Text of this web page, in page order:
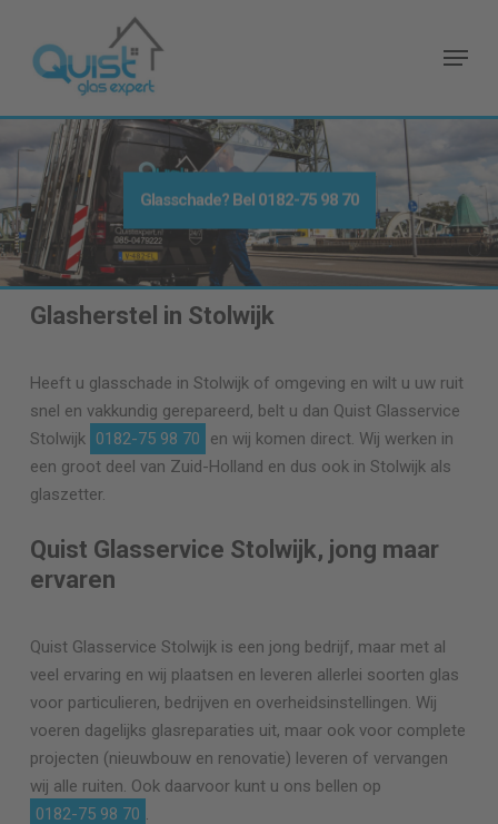
main
Menu
Glasschade? Bel 0182-75 98 70
Glasherstel in Stolwijk
Heeft u glasschade in Stolwijk of omgeving en wilt u uw ruit
snel en vakkundig gerepareerd, belt u dan Quist Glasservice
Stolwijk 0182-75 98 70
en wij komen direct. Wij werken in
een groot deel van Zuid-Holland en dus ook in Stolwijk als
glaszetter.
Quist Glasservice Stolwijk, jong maar
ervaren
Quist Glasservice Stolwijk is een jong bedrijf, maar met al
veel ervaring en wij plaatsen en leveren allerlei soorten glas
voor particulieren, bedrijven en overheidsinstellingen. Wij
voeren dagelijks glasreparaties uit, maar ook voor complete
projecten (nieuwbouw en renovatie) leveren of vervangen
wij alle ruiten. Ook daarvoor kunt u ons bellen op
0182-75 98 70 .